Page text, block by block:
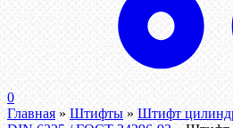
0
Главная » Штифты » Штифт